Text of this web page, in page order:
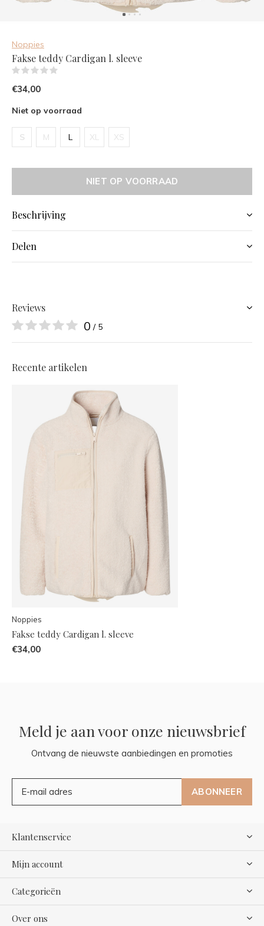
Noppies
Fakse teddy Cardigan l. sleeve
€34,00
Niet op voorraad
S M L XL XS
NIET OP VOORRAAD
Beschrijving
Delen
Reviews
0 / 5
Recente artikelen
Noppies
Fakse teddy Cardigan l. sleeve
€34,00
Meld je aan voor onze nieuwsbrief
Ontvang de nieuwste aanbiedingen en promoties
ABONNEER
Klantenservice
Mijn account
Categorieën
Over ons